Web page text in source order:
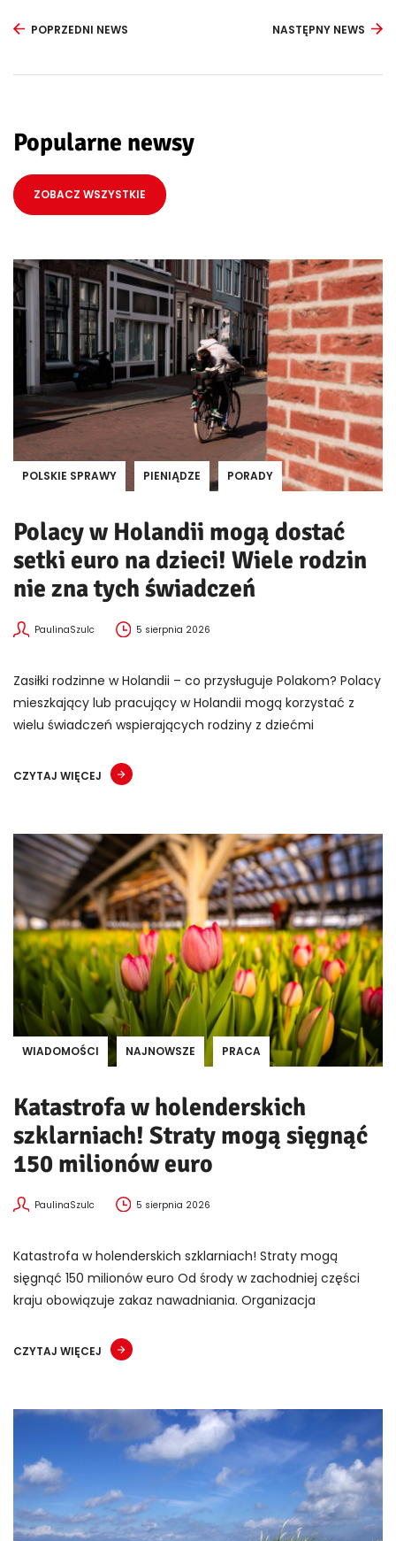
POPRZEDNI NEWS NASTĘPNY NEWS
Popularne newsy
ZOBACZ WSZYSTKIE
POLSKIE SPRAWY PIENIĄDZE PORADY
Polacy w Holandii mogą dostać
setki euro na dzieci! Wiele rodzin
nie zna tych świadczeń
PaulinaSzulc 5 sierpnia 2026
Zasiłki rodzinne w Holandii – co przysługuje Polakom? Polacy
mieszkający lub pracujący w Holandii mogą korzystać z
wielu świadczeń wspierających rodziny z dziećmi
CZYTAJ WIĘCEJ
WIADOMOŚCI NAJNOWSZE PRACA
Katastrofa w holenderskich
szklarniach! Straty mogą sięgnąć
150 milionów euro
PaulinaSzulc 5 sierpnia 2026
Katastrofa w holenderskich szklarniach! Straty mogą
sięgnąć 150 milionów euro Od środy w zachodniej części
kraju obowiązuje zakaz nawadniania. Organizacja
CZYTAJ WIĘCEJ